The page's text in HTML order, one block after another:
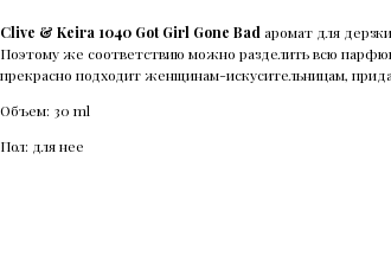
Clive & Keira 1040 Got Girl Gone Bad аромат для
Поэтому же соответствию можно разделить всю
прекрасно подходит женщинам-искусительницам,
Объем: 30 ml
Пол: для нее